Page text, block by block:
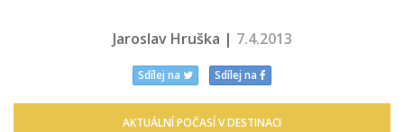
Jaroslav Hruška | 7.4.2013
Sdílej na Sdílej na
AKTUÁLNÍ POČASÍ V DESTINACI